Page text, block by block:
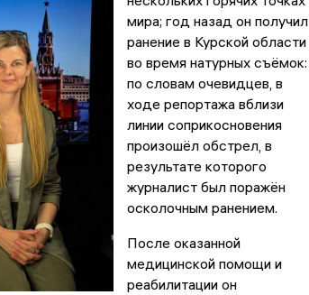
мира; год назад он получил
ранение в Курской области
во время натурных съёмок:
по словам очевидцев, в
ходе репортажа вблизи
линии соприкосновения
произошёл обстрел, в
результате которого
журналист был поражён
осколочным ранением.
После оказанной
медицинской помощи и
реабилитации он